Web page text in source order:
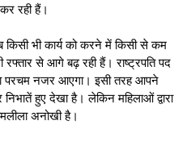
रही हैं।
किसी भी कार्य को करने में किसी से कम
रफ्तार से आगे बढ़ रही हैं। राष्ट्रपति पद
नजर आएगा। इसी तरह आपने
निभातें हुए देखा है। लेकिन महिलाओं द्वारा
अनोखी है।